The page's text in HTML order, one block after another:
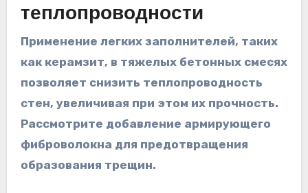
теплопроводности
Применение легких заполнителей, таких
как керамзит, в тяжелых бетонных смесях
позволяет снизить теплопроводность
стен, увеличивая при этом их прочность.
Рассмотрите добавление армирующего
фиброволокна для предотвращения
образования трещин.